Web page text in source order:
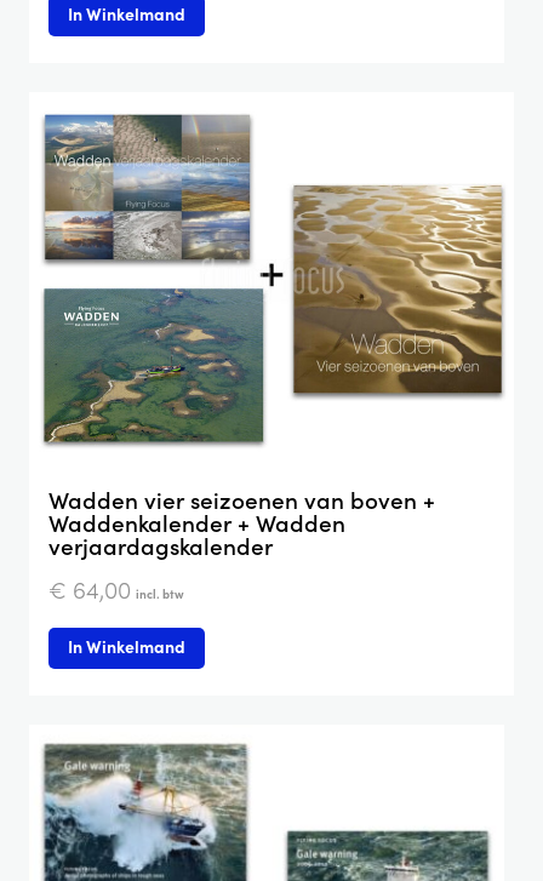
In Winkelmand
Wadden vier seizoenen van boven +
Waddenkalender + Wadden
verjaardagskalender
€ 64,00 incl. btw
In Winkelmand